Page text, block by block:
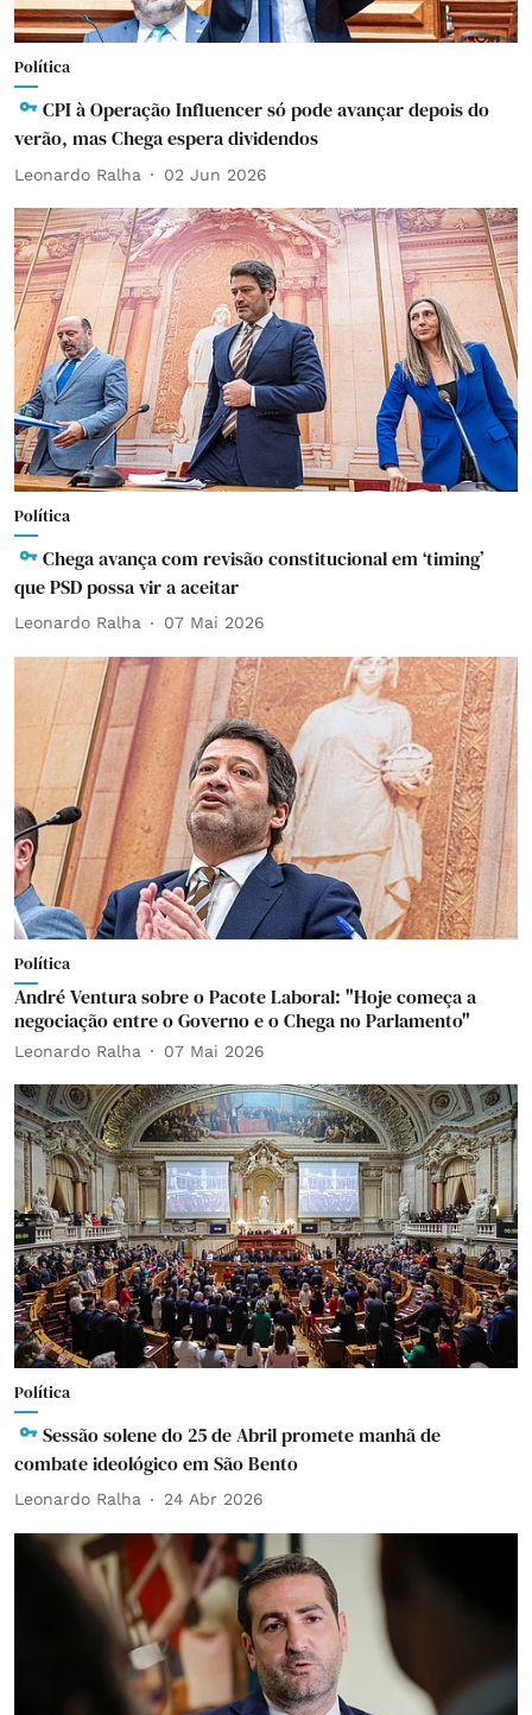
Política
CPI à Operação Influencer só pode avançar depois do
verão, mas Chega espera dividendos
Leonardo Ralha 02 Jun 2026
Política
Chega avança com revisão constitucional em ‘timing’
que PSD possa vir a aceitar
Leonardo Ralha 07 Mai 2026
Política
André Ventura sobre o Pacote Laboral: "Hoje começa a
negociação entre o Governo e o Chega no Parlamento"
Leonardo Ralha 07 Mai 2026
Política
Sessão solene do 25 de Abril promete manhã de
combate ideológico em São Bento
Leonardo Ralha 24 Abr 2026